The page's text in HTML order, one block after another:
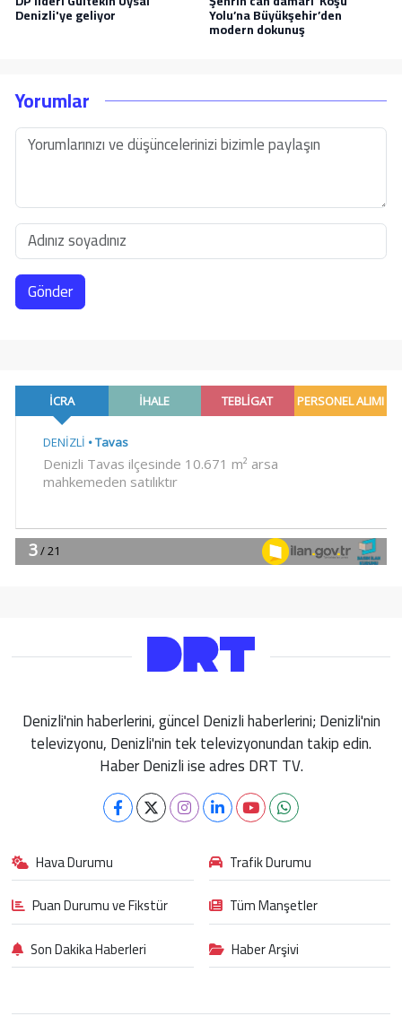
Denizli'ye geliyor Yolu’na Büyükşehir’den
modern dokunuş
Yorumlar
Gönder
Denizli'nin haberlerini, güncel Denizli haberlerini; Denizli'nin
televizyonu, Denizli'nin tek televizyonundan takip edin.
Haber Denizli ise adres DRT TV.
Hava Durumu
Trafik Durumu
Puan Durumu ve Fikstür
Tüm Manşetler
Son Dakika Haberleri
Haber Arşivi